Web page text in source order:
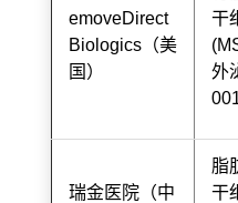
emoveDirect
Biologics（美
国）
干
外
瑞金医院（中
脂
干